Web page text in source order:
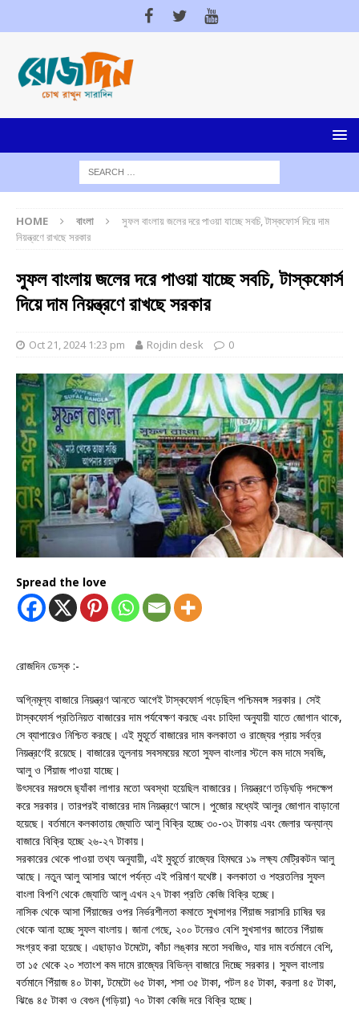
HOME বাংলা
সুফল বাংলায় জলের দরে পাওয়া যাচ্ছে সবচি, টাস্কফোর্স দিয়ে দাম
নিয়ন্ত্রণে রাখছে সরকার
সুফল বাংলায় জলের দরে পাওয়া যাচ্ছে সবচি, টাস্কফোর্স
দিয়ে দাম নিয়ন্ত্রণে রাখছে সরকার
Oct 21, 2024 1:23 pm Rojdin desk 0
Spread the love
রোজদিন ডেস্ক :-
অগ্নিমূল্য বাজারে নিয়ন্ত্রণ আনতে আগেই টাস্কফোর্স গড়েছিল পশ্চিমবঙ্গ সরকার। সেই
টাস্কফোর্স প্রতিনিয়ত বাজারের দাম পর্যবেক্ষণ করছে এবং চাহিদা অনুযায়ী যাতে জোগান থাকে,
সে ব্যাপারেও নিশ্চিত করছে। এই মুহূর্তে বাজারের দাম কলকাতা ও রাজ্যের প্রায় সর্বত্র
নিয়ন্ত্রণেই রয়েছে। বাজারের তুলনায় সবসময়ের মতো সুফল বাংলার স্টলে কম দামে সবজি,
আলু ও পিঁয়াজ পাওয়া যাচ্ছে।
উৎসবের মরশুমে ছ্যাঁকা লাগার মতো অবস্থা হয়েছিল বাজারের। নিয়ন্ত্রণে তড়িঘড়ি পদক্ষেপ
করে সরকার। তারপরই বাজারের দাম নিয়ন্ত্রণে আসে। পুজোর মধ্যেই আলুর জোগান বাড়ানো
হয়েছে। বর্তমানে কলকাতায় জ্যোতি আলু বিক্রি হচ্ছে ৩০-৩২ টাকায় এবং জেলার অন্যান্য
বাজারে বিক্রি হচ্ছে ২৬-২৭ টাকায়।
সরকারের থেকে পাওয়া তথ্য অনুযায়ী, এই মুহূর্তে রাজ্যের হিমঘরে ১৯ লক্ষ্য মেট্রিকটন আলু
আছে। নতুন আলু আসার আগে পর্যন্ত এই পরিমাণ যথেষ্ট। কলকাতা ও শহরতলির সুফল
বাংলা বিপণি থেকে জ্যোতি আলু এখন ২৭ টাকা প্রতি কেজি বিক্রি হচ্ছে।
নাসিক থেকে আসা পিঁয়াজের ওপর নির্ভরশীলতা কমাতে সুখসাগর পিঁয়াজ সরাসরি চাষির ঘর
থেকে আনা হচ্ছে সুফল বাংলায়। জানা গেছে, ২০০ টনেরও বেশি সুখসাগর জাতের পিঁয়াজ
সংগ্রহ করা হয়েছে। এছাড়াও টমেটো, কাঁচা লঙ্কার মতো সবজিও, যার দাম বর্তমানে বেশি,
তা ১৫ থেকে ২০ শতাংশ কম দামে রাজ্যের বিভিন্ন বাজারে দিচ্ছে সরকার। সুফল বাংলায়
বর্তমানে পিঁয়াজ ৪০ টাকা, টমেটো ৬৫ টাকা, শসা ৩৫ টাকা, পটল ৪৫ টাকা, করলা ৪৫ টাকা,
ঝিঙে ৪৫ টাকা ও বেগুন (গড়িয়া) ৭০ টাকা কেজি দরে বিক্রি হচ্ছে।